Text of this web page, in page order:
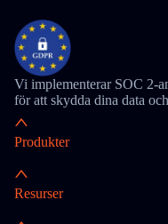
Vi implementerar SOC 2-
för att skydda dina data
Produkter
Resurser